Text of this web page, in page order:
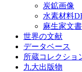
炭鉱画像
水素材料
麻生家文書
世界の文献
データベース
所蔵コレクショ
九大出版物